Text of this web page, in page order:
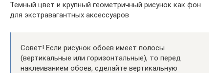
Темный цвет и крупный геометричный рисунок как фон
для экстравагантных аксессуаров
Совет! Если рисунок обоев имеет полосы
(вертикальные или горизонтальные), то перед
наклеиванием обоев, сделайте вертикальную